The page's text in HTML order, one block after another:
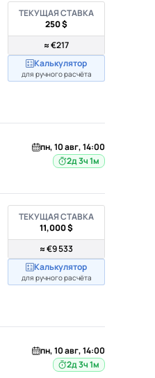
ТЕКУЩАЯ СТАВКА
250 $
≈ €217
Калькулятор
для ручного расчёта
пн, 10 авг, 14:00
2д 3ч 1м
ТЕКУЩАЯ СТАВКА
11,000 $
≈ €9 533
Калькулятор
для ручного расчёта
пн, 10 авг, 14:00
2д 3ч 1м